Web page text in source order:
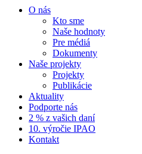
O nás
Kto sme
Naše hodnoty
Pre médiá
Dokumenty
Naše projekty
Projekty
Publikácie
Aktuality
Podporte nás
2 % z vašich daní
10. výročie IPAO
Kontakt